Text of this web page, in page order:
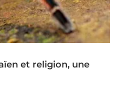
et religion, une